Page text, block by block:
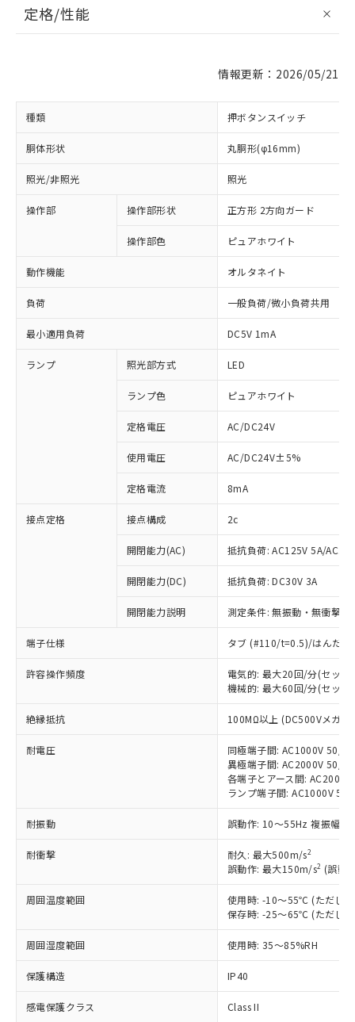
定格/性能
情報更新：2026/05/21
種類 押ボタンスイッチ
胴体形状 丸胴形(φ16mm)
照光/非照光 照光
操作部 操作部形状 正方形 2方向ガード
操作部色 ピュアホワイト
動作機能 オルタネイト
負荷 一般負荷/微小負荷共用
最小適用負荷 DC5V 1mA
ランプ 照光部方式 LED
ランプ色 ピュアホワイト
定格電圧 AC/DC24V
使用電圧 AC/DC24V±5%
定格電流 8mA
接点定格 接点構成 2c
開閉能力(AC) 抵抗負荷: AC125V 5A/
開閉能力(DC) 抵抗負荷: DC30V 3A
開閉能力説明 測定条件: 無振動・無衝撃
端子仕様 タブ (#110/t=0.5)/はんだづ
許容操作頻度
電気的: 最大20回/分(セット
機械的: 最大60回/分(セット
絶縁抵抗 100MΩ以上 (DC500Vメガ)
耐電圧
同極端子間: AC1000V 50/
異極端子間: AC2000V 50/
各端子とアース間:
ランプ端子間: AC1000V
耐振動 誤動作: 10～55Hz 複振幅
耐衝撃 耐久: 最大500m/s2
誤動作: 最大150m/s2 (誤動
周囲温度範囲
使用時: -10～55℃ (ただし
保存時: -25～65℃ (ただし
周囲湿度範囲 使用時: 35～85%RH
保護構造 IP40
感電保護クラス Class II
以下の条件をお読みいただき、同意のうえ
本サービスは、当社制御機器事業取扱
商品の当社在庫状況および標準価格
(税抜)を提供させていただくもので
当社制御機器事業取扱商品の中には、
本サービスの対象外となる商品もある
在庫状況および標準価格照会結果は、
記載している更新日時点での社内デー
タに基づき作成されるものであり、閲
覧された時点での実際の在庫および標
※1 対応状況
対応済み：EU RoHS指令（10物質）の
非含有に対応した製品が提供可能な商品で
す。
対応予定：EU RoHS指令（10物質）の非含
有に対応した製品に切り替える予定のある
対応予定なし：EU RoHS指令（10物質）の
調査・確認中：EU RoHS指令（10物質）の
非含有の対応状況を調査中または確認中の
非該当品：ライセンス料など無形物で、有
害物質有無と関係のない商品です。
仕入先様の事情により、非含有部品として
いたものが、含有品と判明した場合などや
むを得ず変更することがあります。
ミウム(Cd) 100ppm以下、
「○」：最大均質材料含有率が中国RoHSの
基準値以下であることを示します。
「×」：最大均質材料含有率が中国RoHSの
基準値を超えていることを示します。
「－」：未確認です。当社販売部門へお問
*中国RoHS10物質の基準値 (GB/T26572)：
Pb(鉛) :1000ppm、 Hg(水銀) : 1000ppm、 Cd(カドミウ
当社は、これら貴社製品のうち、外国
為替および外国貿易法に定める商品
（以下｢規制貨物等」という）を輸出
または国外への提供する場合は、日本
国政府の輸出許可(または役務取引許
号